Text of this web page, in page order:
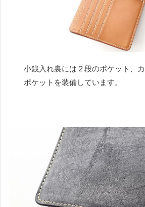
小銭入れ裏には２段のポケット、
ポケットを装備しています。